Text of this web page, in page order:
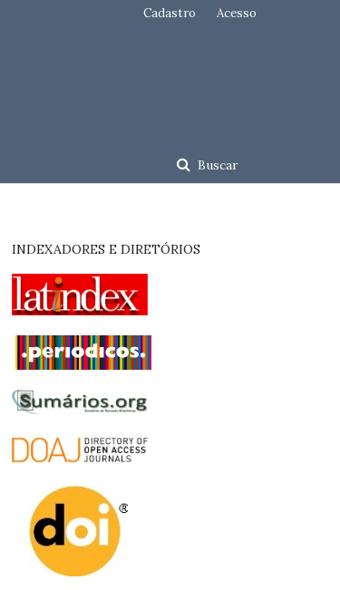
Buscar
Cadastro Acesso
INDEXADORES E DIRETÓRIOS